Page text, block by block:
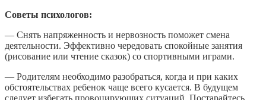
Советы психологов:
— Снять напряженность и нервозность поможет смена
деятельности. Эффективно чередовать спокойные занятия
(рисование или чтение сказок) со спортивными играми.
— Родителям необходимо разобраться, когда и при каких
обстоятельствах ребенок чаще всего кусается. В будущем
следует избегать провоцирующих ситуаций. Постарайтесь